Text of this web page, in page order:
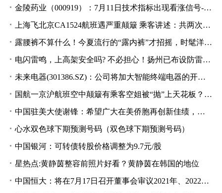
金陵药业（000919）：7月11日技术指标出现看涨信号-“红三兵”
上海飞北京CA1524航班遇严重颠簸 乘客讲述：共两次颠簸，第一次的安全提醒很重要
露腰裤不算什么！今夏流行的“露内裤”才招摇，时髦洋气回头率高
电闪雷鸣，上高架安全吗? 不必担心！扬州已布设防雷系统
未来电器(301386.SZ)：公司将加大智能终端电器的开发力度
国航一京沪航班空中颠簸有乘客空姐被“抛”上天花板？业内：晴空颠簸无法预测 系好安全带
中国驻美大使谢锋：希望广大在美侨胞再创新佳绩，自立自强做当地发展繁荣的贡献者和受益者
心水双色球下期预测号码（双色球下期预测号码）
中国银河：可转债转股价格调整为9.7元/股
星热点:黄静茵整容前照片好看？黄静茵在韩国的地位
中国恒大：将在7月17日召开董事会审议2021年、2022年年报及2022年半年报